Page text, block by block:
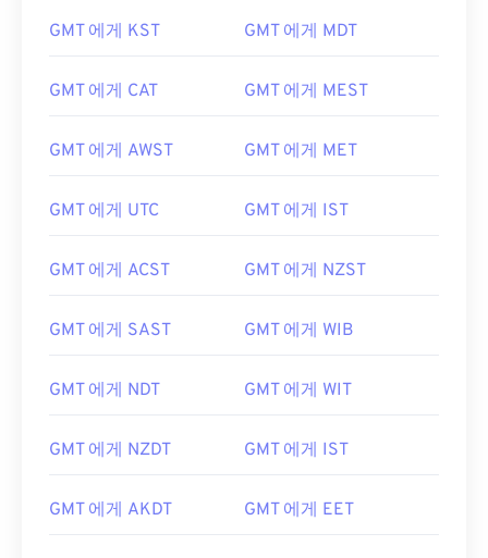
GMT 에게 KST GMT 에게 MDT
GMT 에게 CAT GMT 에게 MEST
GMT 에게 AWST GMT 에게 MET
GMT 에게 UTC GMT 에게 IST
GMT 에게 ACST GMT 에게 NZST
GMT 에게 SAST GMT 에게 WIB
GMT 에게 NDT GMT 에게 WIT
GMT 에게 NZDT GMT 에게 IST
GMT 에게 AKDT GMT 에게 EET